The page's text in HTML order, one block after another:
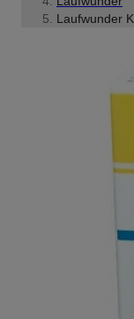
Laufwunder